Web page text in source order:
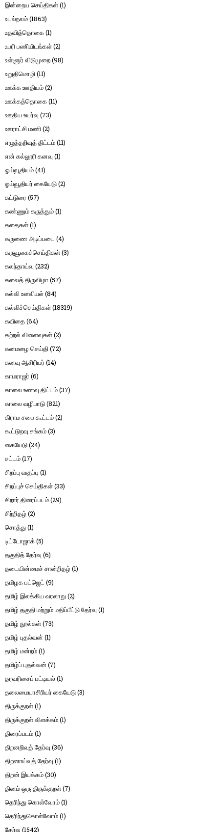
இன்றைய செய்திகள்(1)
உடல்நலம்(1863)
உதவித்தொகை(1)
உபரி பணியிடங்கள்(2)
உள்ளூர் விடுமுறை(98)
உறுதிமொழி(11)
ஊக்க ஊதியம்(2)
ஊக்கத்தொகை(11)
ஊதிய உயர்வு (73)
ஊராட்சி மணி(2)
எழுத்தறிவுத் திட்டம்(11)
என் கல்லூரி கனவு (1)
ஓய்வூதியம்(41)
ஓய்வூதியர் கையேடு(2)
கட்டுரை (57)
கண்ணும் கருத்தும்(1)
கதைகள்(1)
கருணை அடிப்படை (4)
கருவூலகச்செய்திகள்(3)
கலந்தாய்வு (232)
கலைத் திருவிழா (57)
கல்வி உளவியல் (84)
கல்விச்செய்திகள்(18319)
கவிதை(64)
கற்றல் விளைவுகள்(2)
கனமழை செய்தி(72)
கனவு ஆசிரியர் (14)
காமராஜர் (6)
காலை உணவு திட்டம்(37)
காலை வழிபாடு(821)
கிராம சபை கூட்டம்(2)
கூட்டுறவு சங்கம்(3)
கையேடு(24)
சட்டம்(17)
சிறப்பு வகுப்பு (1)
சிறப்புச் செய்திகள்(33)
சிறார் திரைப்படம்(29)
சிற்றிதழ் (2)
சொத்து(1)
டிட்டோஜாக்(5)
தகுதித் தேர்வு (6)
தடையின்மைச் சான்றிதழ் (1)
தமிழக பட்ஜெட் (9)
தமிழ் இலக்கிய வரலாறு (2)
தமிழ் தகுதி மற்றும் மதிப்பீட்டு தேர்வு (1)
தமிழ் நூல்கள்(73)
தமிழ் புதல்வன் (1)
தமிழ் மன்றம்(1)
தமிழ்ப் புதல்வன் (7)
தரவரிசைப் பட்டியல் (1)
தலைமையாசிரியர் கையேடு(3)
திருக்குறள்(1)
திருக்குறள் விளக்கம்(1)
திரைப்படம்(1)
திறனறிவுத் தேர்வு (36)
திறனாய்வுத் தேர்வு (1)
திறன் இயக்கம்(30)
தினம் ஒரு திருக்குறள்(7)
தெரிந்து கொள்வோம்(1)
தெரிந்துகொள்வோம்(1)
தேர்வு (1542)